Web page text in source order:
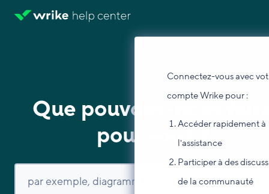
Connectez-vous avec
compte Wrike pour :
Accéder rapidement à
l'assistance
Participer à des
de la communauté
Que pouvons-nous
pour vous ?